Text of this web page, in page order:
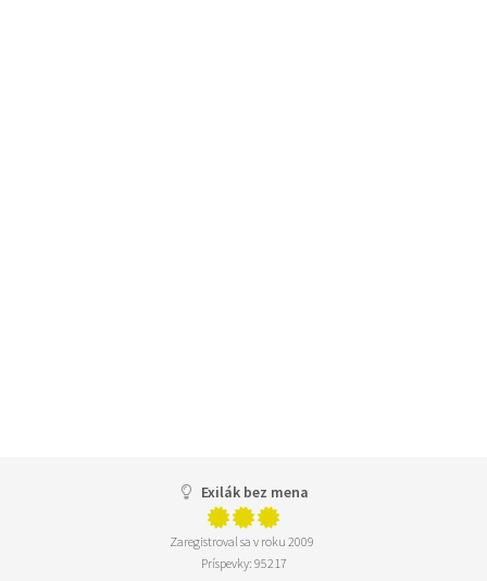
Exilák bez mena
Zaregistroval sa v roku 2009
Príspevky: 95217